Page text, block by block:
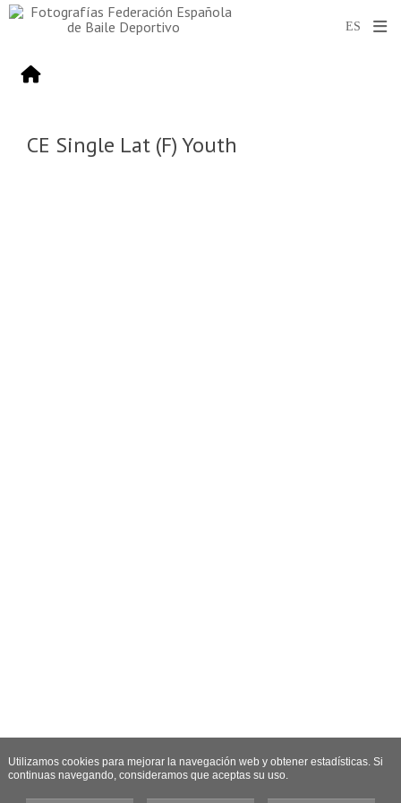
CE Single Lat (F) Youth
Utilizamos cookies para mejorar la navegación web y obtener estadísticas. Si
continuas navegando, consideramos que aceptas su uso.